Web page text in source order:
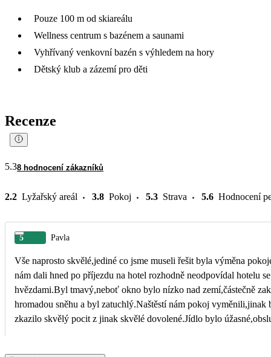
Pouze 100 m od skiareálu
Wellness centrum s bazénem a saunami
Vyhřívaný venkovní bazén s výhledem na hory
Dětský klub a zázemí pro děti
Recenze
5.38 hodnocení zákazníků
2.2 Lyžařský areál 3.8 Pokoj 5.3 Strava 5.6 Hodnocení
5 Pavla
Vše naprosto skvělé,jediné co jsme museli řešit byla výměna
nám dali hned po příjezdu na hotel rozhodně neodpovídal hotelu
hvězdami.Byl tmavý,neboť okno bylo nízko nad zemí,částečně
hromadou sněhu a byl zatuchlý.Naštěstí nám pokoj vyměnili,jinak
zkazilo skvělý pocit z jinak skvělé dovolené.Jídlo bylo